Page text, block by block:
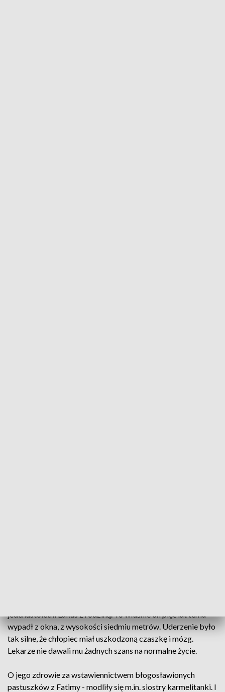
jedenastoletni Lukas z rodziną. To właśnie on pięć lat temu
wypadł z okna, z wysokości siedmiu metrów. Uderzenie było
tak silne, że chłopiec miał uszkodzoną czaszkę i mózg.
Lekarze nie dawali mu żadnych szans na normalne życie.
O jego zdrowie za wstawiennictwem błogosławionych
pastuszków z Fatimy - modliły się m.in. siostry karmelitanki. I